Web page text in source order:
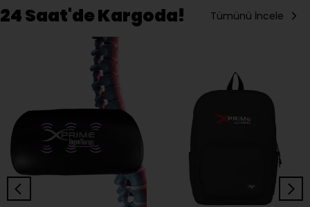
24 Saat'de Kargoda! Tümünü İncele